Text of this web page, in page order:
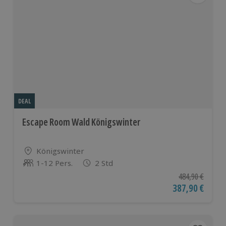
DEAL
Escape Room Wald Königswinter
Standort
Königswinter
Anzahl der Teilnehmer
1-12 Pers. 2 Std
Ursprünglicher
484,90 €
Aktueller Preis
387,90 €